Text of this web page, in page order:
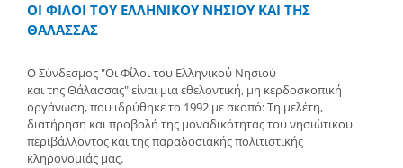
ΟΙ ΦΙΛΟΙ ΤΟΥ ΕΛΛΗΝΙΚΟΥ ΝΗΣΙΟΥ ΚΑΙ ΤΗΣ
ΘΑΛΑΣΣΑΣ
Ο Σύνδεσμος "Οι Φίλοι του Ελληνικού Νησιού
και της Θάλασσας" είναι μια εθελοντική, μη κερδοσκοπική
οργάνωση, που ιδρύθηκε το 1992 με σκοπό: Τη μελέτη,
διατήρηση και προβολή της μοναδικότητας του νησιώτικου
περιβάλλοντος και της παραδοσιακής πολιτιστικής
κληρονομιάς μας.